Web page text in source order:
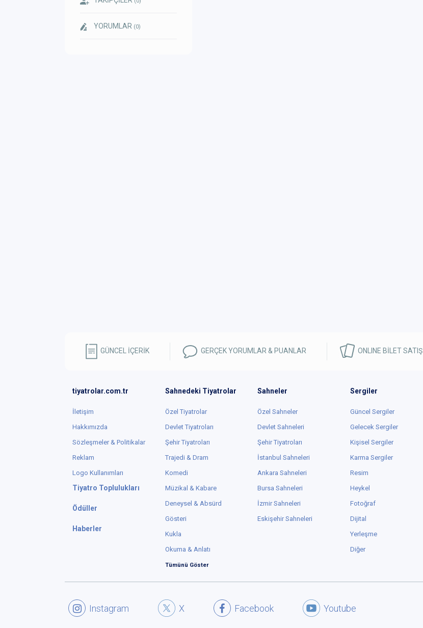
YORUMLAR (0)
GÜNCEL İÇERİK GERÇEK YORUMLAR & PUANLAR ONLINE BİLET SATIŞ
tiyatrolar.com.tr
İletişim
Hakkımızda
Sözleşmeler & Politikalar
Reklam
Logo Kullanımları
Tiyatro Toplulukları
Ödüller
Haberler
Sahnedeki Tiyatrolar
Özel Tiyatrolar
Devlet Tiyatroları
Şehir Tiyatroları
Trajedi & Dram
Komedi
Müzikal & Kabare
Deneysel & Absürd
Gösteri
Kukla
Okuma & Anlatı
Tümünü Göster
Sahneler
Özel Sahneler
Devlet Sahneleri
Şehir Tiyatroları
İstanbul Sahneleri
Ankara Sahneleri
Bursa Sahneleri
İzmir Sahneleri
Eskişehir Sahneleri
Sergiler
Güncel Sergiler
Gelecek Sergiler
Kişisel Sergiler
Karma Sergiler
Resim
Heykel
Fotoğraf
Dijital
Yerleşme
Diğer
Youtube
Facebook
X
Instagram